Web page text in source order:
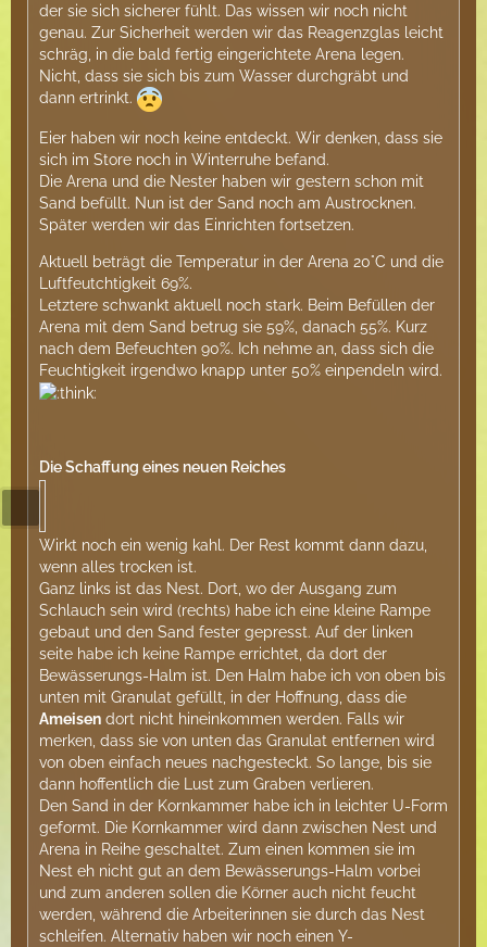
der sie sich sicherer fühlt. Das wissen wir noch nicht
genau. Zur Sicherheit werden wir das Reagenzglas leicht
schräg, in die bald fertig eingerichtete Arena legen.
Nicht, dass sie sich bis zum Wasser durchgräbt und
dann ertrinkt.
Eier haben wir noch keine entdeckt. Wir denken, dass sie
sich im Store noch in Winterruhe befand.
Die Arena und die Nester haben wir gestern schon mit
Sand befüllt. Nun ist der Sand noch am Austrocknen.
Später werden wir das Einrichten fortsetzen.
Aktuell beträgt die Temperatur in der Arena 20°C und die
Luftfeutchtigkeit 69%.
Letztere schwankt aktuell noch stark. Beim Befüllen der
Arena mit dem Sand betrug sie 59%, danach 55%. Kurz
nach dem Befeuchten 90%. Ich nehme an, dass sich die
Feuchtigkeit irgendwo knapp unter 50% einpendeln wird.
Die Schaffung eines neuen Reiches
Wirkt noch ein wenig kahl. Der Rest kommt dann dazu,
wenn alles trocken ist.
Ganz links ist das Nest. Dort, wo der Ausgang zum
Schlauch sein wird (rechts) habe ich eine kleine Rampe
gebaut und den Sand fester gepresst. Auf der linken
seite habe ich keine Rampe errichtet, da dort der
Bewässerungs-Halm ist. Den Halm habe ich von oben bis
unten mit Granulat gefüllt, in der Hoffnung, dass die
Ameisen dort nicht hineinkommen werden. Falls wir
merken, dass sie von unten das Granulat entfernen wird
von oben einfach neues nachgesteckt. So lange, bis sie
dann hoffentlich die Lust zum Graben verlieren.
Den Sand in der Kornkammer habe ich in leichter U-Form
geformt. Die Kornkammer wird dann zwischen Nest und
Arena in Reihe geschaltet. Zum einen kommen sie im
Nest eh nicht gut an dem Bewässerungs-Halm vorbei
und zum anderen sollen die Körner auch nicht feucht
werden, während die Arbeiterinnen sie durch das Nest
schleifen. Alternativ haben wir noch einen Y-